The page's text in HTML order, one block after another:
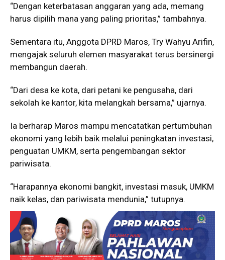
“Dengan keterbatasan anggaran yang ada, memang
harus dipilih mana yang paling prioritas,” tambahnya.
Sementara itu, Anggota DPRD Maros, Try Wahyu Arifin,
mengajak seluruh elemen masyarakat terus bersinergi
membangun daerah.
“Dari desa ke kota, dari petani ke pengusaha, dari
sekolah ke kantor, kita melangkah bersama,” ujarnya.
Ia berharap Maros mampu mencatatkan pertumbuhan
ekonomi yang lebih baik melalui peningkatan investasi,
penguatan UMKM, serta pengembangan sektor
pariwisata.
“Harapannya ekonomi bangkit, investasi masuk, UMKM
naik kelas, dan pariwisata mendunia,” tutupnya.